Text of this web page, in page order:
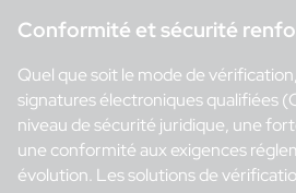
Conformité et sécurité
Quel que soit le mode de
signatures électroniques qualifiées
niveau de sécurité juridique, une
une conformité aux exigences
évolution. Les solutions de